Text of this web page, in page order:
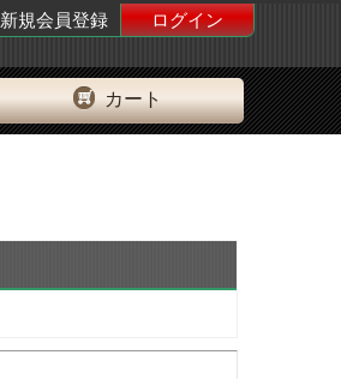
新規会員登録
ログイン
カート